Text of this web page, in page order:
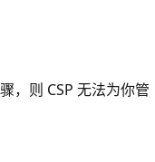
，则 CSP 无法为你管